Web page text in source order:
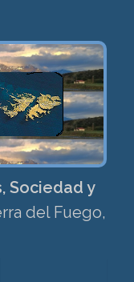
Sociedad y
del Fuego,